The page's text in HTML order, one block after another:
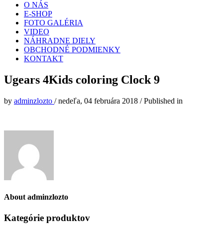
O NÁS
E-SHOP
FOTO GALÉRIA
VIDEO
NÁHRADNE DIELY
OBCHODNÉ PODMIENKY
KONTAKT
Ugears 4Kids coloring Clock 9
by adminzlozto /nedeľa, 04 februára 2018 /Published in
About adminzlozto
Kategórie produktov